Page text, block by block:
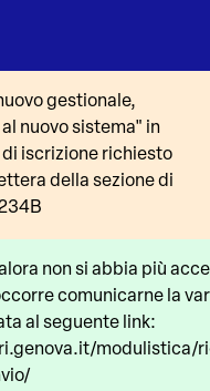
gestionale,
nuovo sistema" in
iscrizione richiesto
della sezione di
non si abbia più
comunicarne la
al seguente link:
modulistica/